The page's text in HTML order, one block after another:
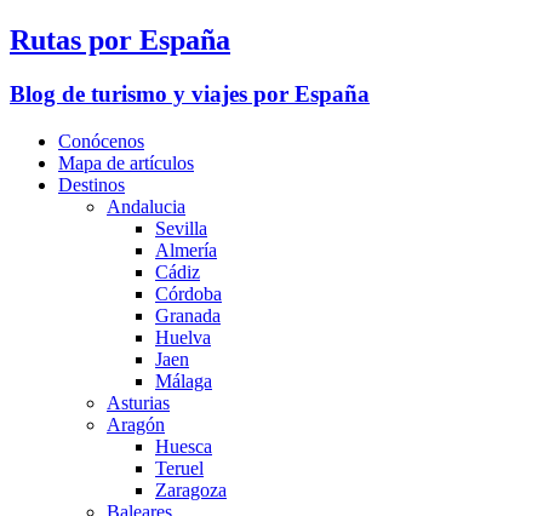
Rutas por España
Blog de turismo y viajes por España
Conócenos
Mapa de artículos
Destinos
Andalucia
Sevilla
Almería
Cádiz
Córdoba
Granada
Huelva
Jaen
Málaga
Asturias
Aragón
Huesca
Teruel
Zaragoza
Baleares